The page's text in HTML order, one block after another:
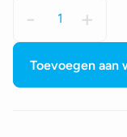
-
Controller
Bracket
met
steun
+
Toevoegen aan